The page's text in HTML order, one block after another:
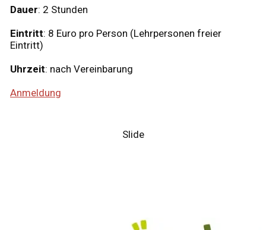
Dauer: 2 Stunden
Eintritt: 8 Euro pro Person (Lehrpersonen freier
Eintritt)
Uhrzeit: nach Vereinbarung
Anmeldung
Slide